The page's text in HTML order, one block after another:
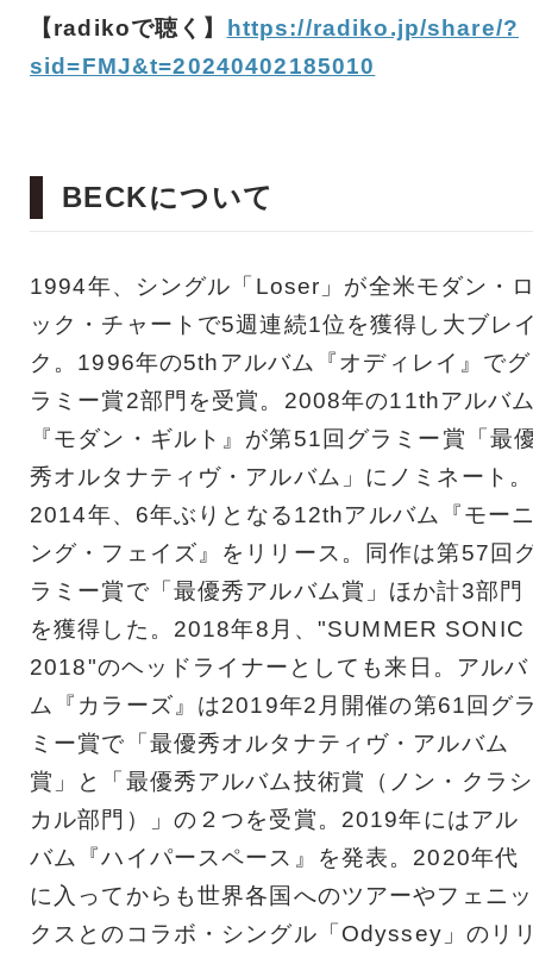
【radikoで聴く】 https://radiko.jp/share/?
sid=FMJ&t=20240402185010
BECKについて
1994年、シングル「Loser」が全⽶モダン・
ック・チャートで5週連続1位を獲得し大ブレ
ク。1996年の5thアルバム『オディレイ』でグ
ラミー賞2部⾨を受賞。2008年の11thアルバ
『モダン・ギルト』が第51回グラミー賞「最
秀オルタナティヴ・アルバム」にノミネート。
2014年、6年ぶりとなる12thアルバム『モー
ング・フェイズ』をリリース。同作は第57回
ラミー賞で「最優秀アルバム賞」ほか計3部⾨
を獲得した。2018年8⽉、"SUMMER SONIC
2018"のヘッドライナーとしても来⽇。アルバ
ム『カラーズ』は2019年2⽉開催の第61回グ
ミー賞で「最優秀オルタナティヴ・アルバム
賞」と「最優秀アルバム技術賞（ノン・クラシ
カル部⾨）」の２つを受賞。2019年にはアル
バム『ハイパースペース』を発表。2020年代
に⼊ってからも世界各国へのツアーやフェニッ
クスとのコラボ・シングル「Odyssey」のリ